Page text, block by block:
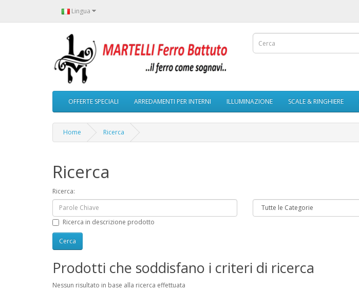
Lingua
OFFERTE SPECIALI ARREDAMENTI PER INTERNI ILLUMINAZIONE SCALE & RINGHIERE
Home Ricerca
Ricerca
Ricerca:
Ricerca in descrizione prodotto
Prodotti che soddisfano i criteri di ricerca
Nessun risultato in base alla ricerca effettuata